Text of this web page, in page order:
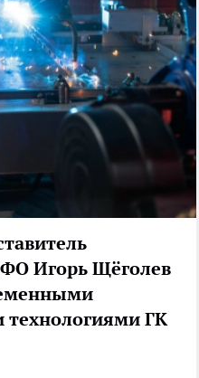
Игорь Щёголев
ГК